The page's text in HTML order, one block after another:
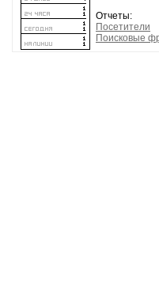
Отчеты:
Посетители
Поисковые